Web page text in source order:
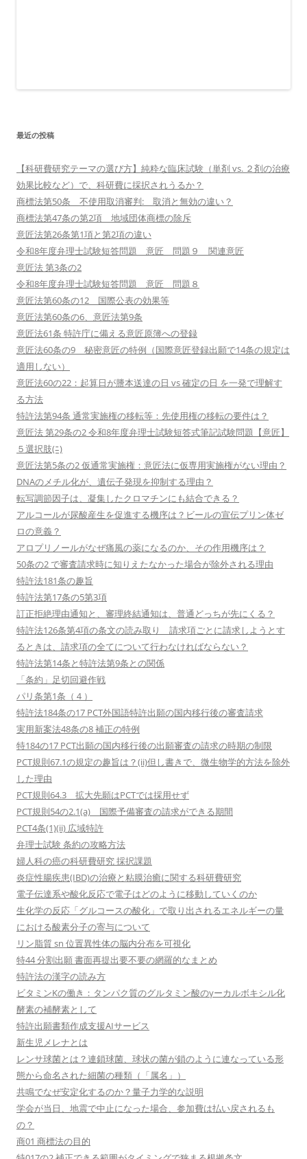
最近の投稿
【科研費研究テーマの選び方】純粋な臨床試験（単剤 vs. ２剤の治療
効果比較など）で、科研費に採択されうるか？
商標法第50条 不使用取消審判: 取消と無効の違い？
商標法第47条の第2項 地域団体商標の除斥
意匠法第26条第1項と第2項の違い
令和8年度弁理士試験短答問題 意匠 問題９ 関連意匠
意匠法 第3条の2
令和8年度弁理士試験短答問題 意匠 問題８
意匠法第60条の12 国際公表の効果等
意匠法第60条の6、意匠法第9条
意匠法61条 特許庁に備える意匠原簿への登録
意匠法60条の9 秘密意匠の特例（国際意匠登録出願で14条の規定は
適用しない）
意匠法60の22：起算日が謄本送達の日 vs 確定の日 を一発で理解す
る方法
特許法第94条 通常実施権の移転等：先使用権の移転の要件は？
意匠法 第29条の2 令和8年度弁理士試験短答式筆記試験問題【意匠】
５選択肢(ﾆ)
意匠法第5条の2 仮通常実施権：意匠法に仮専用実施権がない理由？
DNAのメチル化が、遺伝子発現を抑制する理由？
転写調節因子は、凝集したクロマチンにも結合できる？
アルコールが尿酸産生を促進する機序は？ビールの宣伝プリン体ゼ
ロの意義？
アロプリノールがなぜ痛風の薬になるのか、その作用機序は？
50条の2 で審査請求時に知りえたなかった場合が除外される理由
特許法181条の趣旨
特許法第17条の5第3項
訂正拒絶理由通知と、審理終結通知は、普通どっちが先にくる？
特許法126条第4項の条文の読み取り 請求項ごとに請求しようとす
るときは、請求項の全てについて行わなければならない？
特許法第14条と特許法第9条との関係
「条約」足切回避作戦
パリ条第1条（４）
特許法184条の17 PCT外国語特許出願の国内移行後の審査請求
実用新案法48条の8 補正の特例
特184の17 PCT出願の国内移行後の出願審査の請求の時期の制限
PCT規則67.1の規定の趣旨は？(ii)但し書きで、微生物学的方法を除外
した理由
PCT規則64.3 拡大先願はPCTでは採用せず
PCT規則54の2.1(a) 国際予備審査の請求ができる期間
PCT4条(1)(ii) 広域特許
弁理士試験 条約の攻略方法
婦人科の癌の科研費研究 採択課題
炎症性腸疾患(IBD)の治療と粘膜治癒に関する科研費研究
電子伝達系や酸化反応で電子はどのように移動していくのか
生化学の反応「グルコースの酸化」で取り出されるエネルギーの量
における酸素分子の寄与について
リン脂質 sn 位置異性体の脳内分布を可視化
特44 分割出願 書面再提出要不要の網羅的なまとめ
特許法の漢字の読み方
ビタミンKの働き：タンパク質のグルタミン酸のγーカルボキシル化
酵素の補酵素として
特許出願書類作成支援AIサービス
新生児メレナとは
レンサ球菌とは？連鎖球菌、球状の菌が鎖のように連なっている形
態から命名された細菌の種類（「属名」）
共鳴でなぜ安定化するのか？量子力学的な説明
学会が当日、地震で中止になった場合、参加費は払い戻されるも
の？
商01 商標法の目的